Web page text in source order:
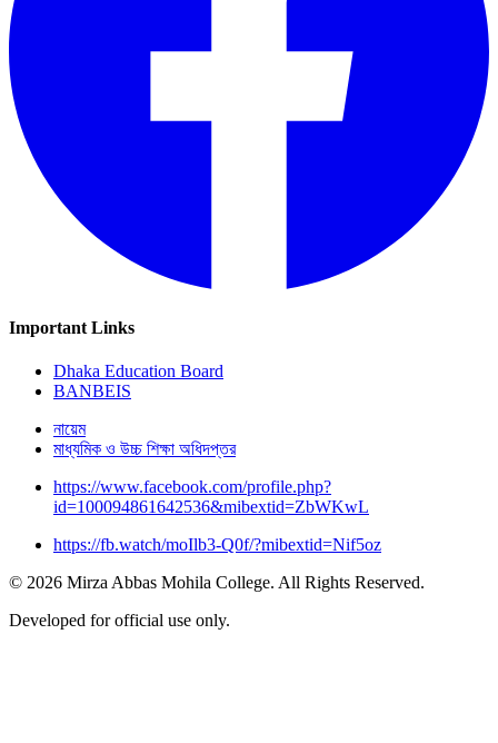
Important Links
Dhaka Education Board
BANBEIS
নায়েম
মাধ্যমিক ও উচ্চ শিক্ষা অধিদপ্তর
https://www.facebook.com/profile.php?
id=100094861642536&mibextid=ZbWKwL
https://fb.watch/moIlb3-Q0f/?mibextid=Nif5oz
© 2026 Mirza Abbas Mohila College. All Rights Reserved.
Developed for official use only.